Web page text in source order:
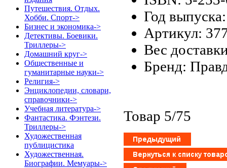
Путешествия. Отдых.
Хобби. Спорт->
Бизнес и экономика->
Детективы. Боевики.
Триллеры->
Домашний круг->
Общественные и
гуманитарные науки->
Религия->
Энциклопедии, словари,
справочники->
Учебная литература->
Фантастика. Фэнтези.
Триллеры->
Художественная
публицистика
Художественная.
Биографии. Мемуары->
Год
Артикул:
Вес
Бренд:
Товар 5/75